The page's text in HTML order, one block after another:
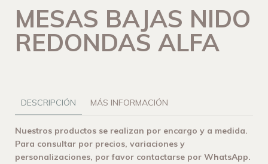
MESAS BAJAS NIDO
REDONDAS ALFA
DESCRIPCIÓN MÁS INFORMACIÓN
Nuestros productos se realizan por encargo y a medida.
Para consultar por precios, variaciones y
personalizaciones, por favor contactarse por WhatsApp.